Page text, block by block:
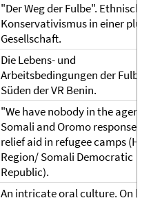
"Der Weg der Fulbe". Ethnischer
Konservativismus in einer
Gesellschaft.
Die Lebens- und
Arbeitsbedingungen der Fulbe
Süden der VR Benin.
"We have nobody in the
Somali and Oromo response to
relief aid in refugee camps
Region/ Somali Democratic
Republic).
An intricate oral culture. On